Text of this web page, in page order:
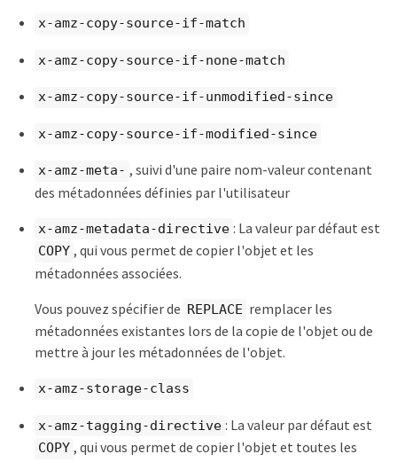
x-amz-copy-source-if-match
x-amz-copy-source-if-none-match
x-amz-copy-source-if-unmodified-since
x-amz-copy-source-if-modified-since
x-amz-meta- , suivi d'une paire nom-valeur contenant
des métadonnées définies par l'utilisateur
x-amz-metadata-directive : La valeur par défaut est
COPY , qui vous permet de copier l'objet et les
métadonnées associées.
Vous pouvez spécifier de REPLACE remplacer les
métadonnées existantes lors de la copie de l'objet ou de
mettre à jour les métadonnées de l'objet.
x-amz-storage-class
x-amz-tagging-directive : La valeur par défaut est
COPY , qui vous permet de copier l'objet et toutes les